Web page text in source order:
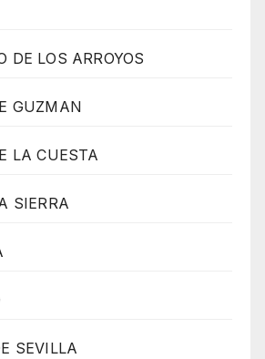
DE LOS ARROYOS
GUZMAN
LA CUESTA
SIERRA
SEVILLA